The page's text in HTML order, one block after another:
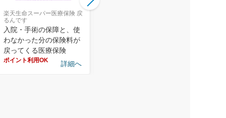
楽天生命スーパー医療保険 戻
るんです
入院・手術の保障と、使
わなかった分の保険料が
戻ってくる医療保険
ポイント利用OK 詳細へ